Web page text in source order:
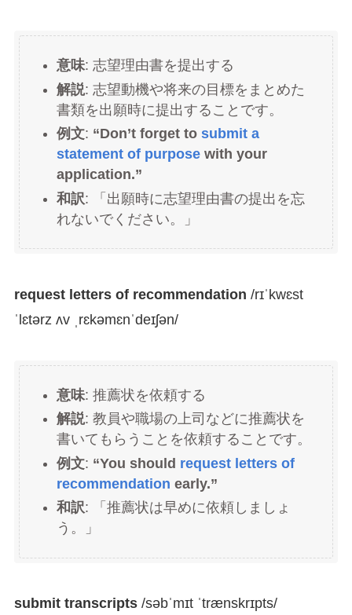
意味: 志望理由書を提出する
解説: 志望動機や将来の目標をまとめた
書類を出願時に提出することです。
例文: “Don’t forget to submit a
statement of purposewith your
application.”
和訳: 「出願時に志望理由書の提出を忘
れないでください。」
request letters of recommendation /rɪˈkwɛst
ˈlɛtərz ʌv ˌrɛkəmɛnˈdeɪʃən/
意味: 推薦状を依頼する
解説: 教員や職場の上司などに推薦状を
書いてもらうことを依頼することです。
例文: “You should request letters of
recommendation early.”
和訳: 「推薦状は早めに依頼しましょ
う。」
submit transcripts/səbˈmɪt ˈtrænskrɪpts/